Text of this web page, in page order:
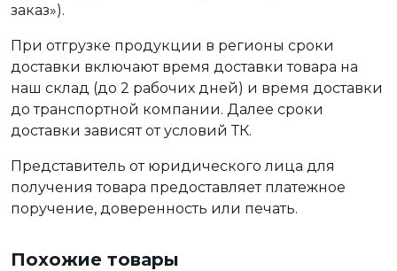
заказ»).
При отгрузке продукции в регионы сроки
доставки включают время доставки товара на
наш склад (до 2 рабочих дней) и время доставки
до транспортной компании. Далее сроки
доставки зависят от условий ТК.
Представитель от юридического лица для
получения товара предоставляет платежное
поручение, доверенность или печать.
Похожие товары